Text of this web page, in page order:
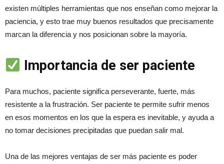
existen múltiples herramientas que nos enseñan como mejorar la
paciencia, y esto trae muy buenos resultados que precisamente
marcan la diferencia y nos posicionan sobre la mayoría.
Importancia de ser paciente
Para muchos, paciente significa perseverante, fuerte, más
resistente a la frustración. Ser paciente te permite sufrir menos
en esos momentos en los que la espera es inevitable, y ayuda a
no tomar decisiones precipitadas que puedan salir mal.
Una de las mejores ventajas de ser más paciente es poder